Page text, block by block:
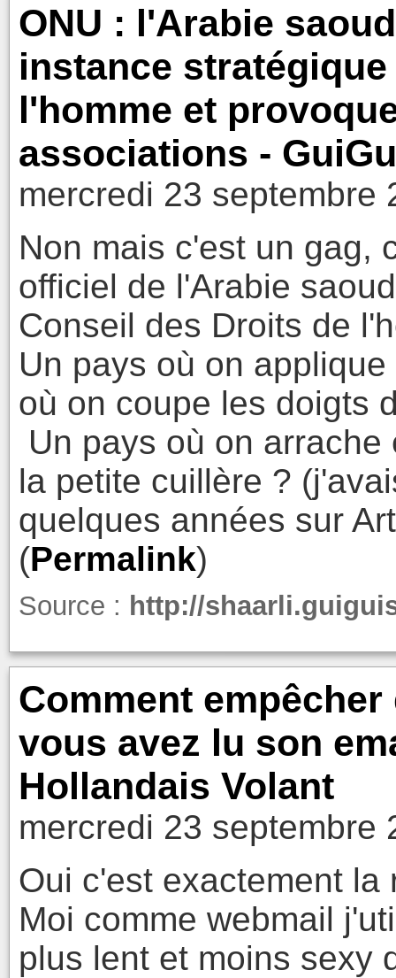
ONU : l'Arabie
instance
l'homme et
associations -
mercredi 23 septembre
Non mais c'est un gag,
officiel de l'Arabie
Conseil des Droits de
Un pays où on
où on coupe les doigts
Un pays où on
la petite cuillère ?
quelques années sur
(Permalink)
Source : http://
Comment
vous avez lu son
Hollandais Volant
mercredi 23 septembre
Oui c'est exactement
Moi comme webmail
plus lent et moins sexy